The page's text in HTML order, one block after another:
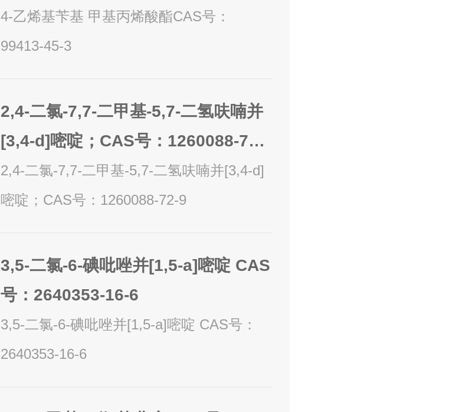
4-乙烯基苄基 甲基丙烯酸酯CAS号：
99413-45-3
2,4-二氯-7,7-二甲基-5,7-二氢呋喃并
[3,4-d]嘧啶；CAS号：1260088-72-
9
2,4-二氯-7,7-二甲基-5,7-二氢呋喃并[3,4-d]
嘧啶；CAS号：1260088-72-9
3,5-二氯-6-碘吡唑并[1,5-a]嘧啶 CAS
号：2640353-16-6
3,5-二氯-6-碘吡唑并[1,5-a]嘧啶 CAS号：
2640353-16-6